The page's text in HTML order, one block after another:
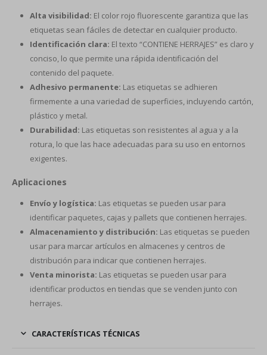
Alta visibilidad: El color rojo fluorescente garantiza que las
etiquetas sean fáciles de detectar en cualquier producto.
Identificación clara: El texto “CONTIENE HERRAJES” es claro y
conciso, lo que permite una rápida identificación del
contenido del paquete.
Adhesivo permanente: Las etiquetas se adhieren
firmemente a una variedad de superficies, incluyendo cartón,
plástico y metal.
Durabilidad: Las etiquetas son resistentes al agua y a la
rotura, lo que las hace adecuadas para su uso en entornos
exigentes.
Aplicaciones
Envío y logística: Las etiquetas se pueden usar para
identificar paquetes, cajas y pallets que contienen herrajes.
Almacenamiento y distribución: Las etiquetas se pueden
usar para marcar artículos en almacenes y centros de
distribución para indicar que contienen herrajes.
Venta minorista: Las etiquetas se pueden usar para
identificar productos en tiendas que se venden junto con
herrajes.
CARACTERÍSTICAS TÉCNICAS